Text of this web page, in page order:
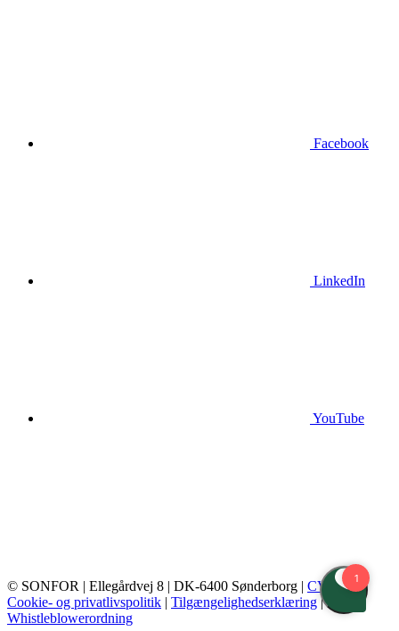
Facebook
LinkedIn
YouTube
© SONFOR | Ellegårdvej 8 | DK-6400 Sønderborg | CVR |
Cookie- og privatlivspolitik | Tilgængelighedserklæring |
Whistleblowerordning